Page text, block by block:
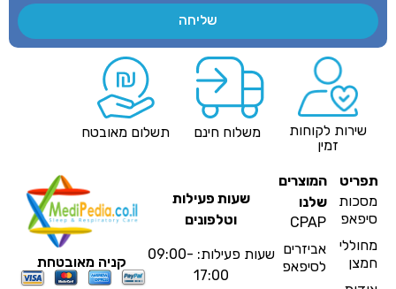
שליחה
שירות לקוחות
זמין
משלוח חינם תשלום מאובטח
מסכות
סיפאפ
מחוללי
חמצן
המוצרים
שלנו
CPAP
אביזרים
לסיפאפ
שעות פעילות
וטלפונים
שעות פעילות: 09:00-
17:00
קניה מאובטחת